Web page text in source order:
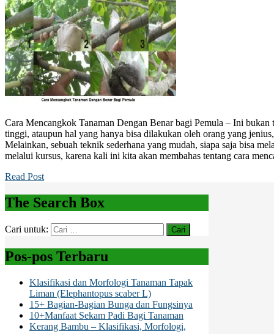
Cara Mencangkok Tanaman Dengan Benar bagi Pemula – Ini
tinggi, ataupun hal yang hanya bisa dilakukan oleh orang yang
Melainkan, sebuah teknik sederhana yang mudah, siapa saja bisa
melalui kursus, karena kali ini kita akan membahas tentang cara
Read Post
The Search Box
Cari untuk:
Pos-pos Terbaru
Klasifikasi dan Morfologi Tanaman Tapak
Liman (Elephantopus scaber L)
15+ Bagian-Bagian Bunga dan Fungsinya
10+Manfaat Sekam Padi Bagi Tanaman
Kerang Bambu – Klasifikasi, Morfologi,